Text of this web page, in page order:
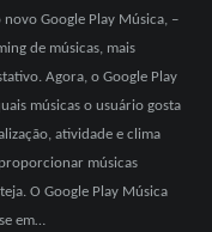
Google Play Música, –
de músicas, mais
Agora, o Google Play
músicas o usuário gosta
atividade e clima
músicas
O Google Play Música
em…